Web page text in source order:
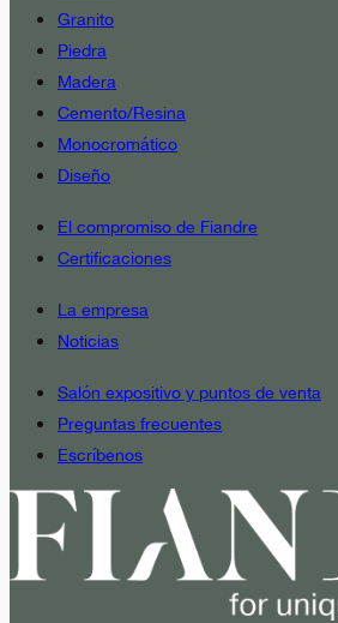
Granito
Piedra
Madera
Cemento/Resina
Monocromático
Diseño
El compromiso de Fiandre
Certificaciones
La empresa
Noticias
Salón expositivo y puntos de venta
Preguntas frecuentes
Escríbenos